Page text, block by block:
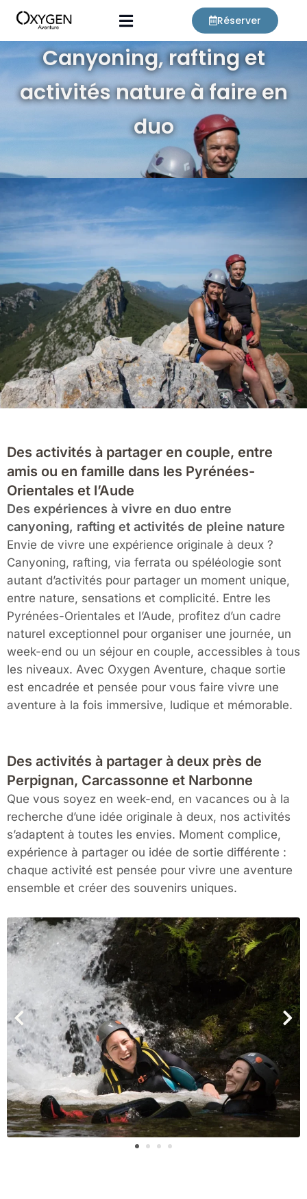
Aller
contenu
Réserver
Canyoning, rafting et
activités nature à faire en
duo
Des activités à partager en couple, entre
amis ou en famille dans les Pyrénées-
Orientales et l’Aude
Des expériences à vivre en duo entre
canyoning, rafting et activités de pleine nature
Envie de vivre une expérience originale à deux ?
Canyoning, rafting, via ferrata ou spéléologie sont
autant d’activités pour partager un moment unique,
entre nature, sensations et complicité. Entre les
Pyrénées-Orientales et l’Aude, profitez d’un cadre
naturel exceptionnel pour organiser une journée, un
week-end ou un séjour en couple, accessibles à tous
les niveaux. Avec Oxygen Aventure, chaque sortie
est encadrée et pensée pour vous faire vivre une
aventure à la fois immersive, ludique et mémorable.
Des activités à partager à deux près de
Perpignan, Carcassonne et Narbonne
Que vous soyez en week-end, en vacances ou à la
recherche d’une idée originale à deux, nos activités
s’adaptent à toutes les envies. Moment complice,
expérience à partager ou idée de sortie différente :
chaque activité est pensée pour vivre une aventure
ensemble et créer des souvenirs uniques.